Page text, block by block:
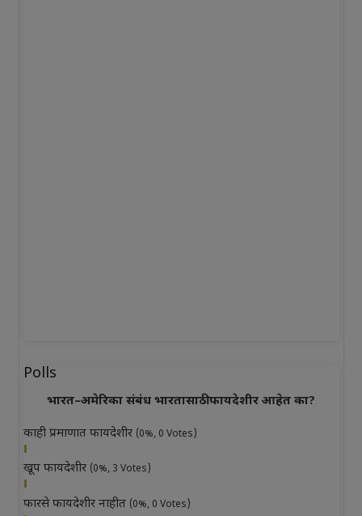
Polls
भारत–अमेरिका संबंध भारतासाठी फायदेशीर आहेत का?
काही प्रमाणात फायदेशीर (0%, 0 Votes)
खूप फायदेशीर (0%, 3 Votes)
फारसे फायदेशीर नाहीत (0%, 0 Votes)